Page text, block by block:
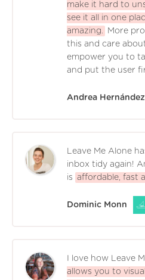
make it hard to
see it all in one
amazing.
More
this and care
empower you to
and put the user
Andrea Hernández
Leave Me Alone
inbox tidy again!
is affordable, fast
Dominic Monn
I love how Leave
allows you to